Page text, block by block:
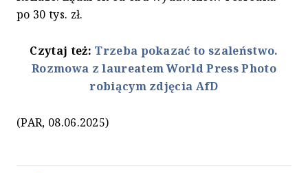
po 30 tys. zł.
Czytaj też: Trzeba pokazać to szaleństwo.
Rozmowa z laureatem World Press Photo
robiącym zdjęcia AfD
(PAR, 08.06.2025)